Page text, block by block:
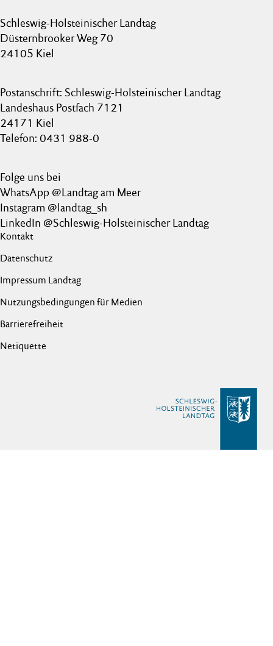
Schleswig-Holsteinischer Landtag
Düsternbrooker Weg 70
24105 Kiel
Postanschrift: Schleswig-Holsteinischer Landtag
Landeshaus Postfach 7121
24171 Kiel
Telefon: 0431 988-0
Folge uns bei
WhatsApp @Landtag am Meer
Instagram @landtag_sh
LinkedIn @Schleswig-Holsteinischer Landtag
Kontakt
Datenschutz
Impressum Landtag
Nutzungsbedingungen für Medien
Barrierefreiheit
Netiquette